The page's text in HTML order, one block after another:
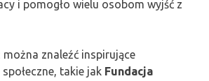
i pomogło wielu osobom wyjść z
znaleźć inspirujące
takie jak Fundacja